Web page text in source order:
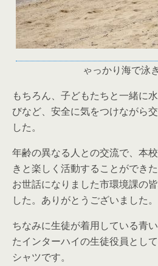
ゃっかり海で泳
もちろん、子どもたちと一緒に
びなど、安全に気をつけながら
した。
年齢の異なる人との交流で、本
きと楽しく活動することができ
お世話になりました市環境課の
した。ありがとうございました。
ちなみに生徒が着用している青
たインターハイの生徒役員とし
シャツです。